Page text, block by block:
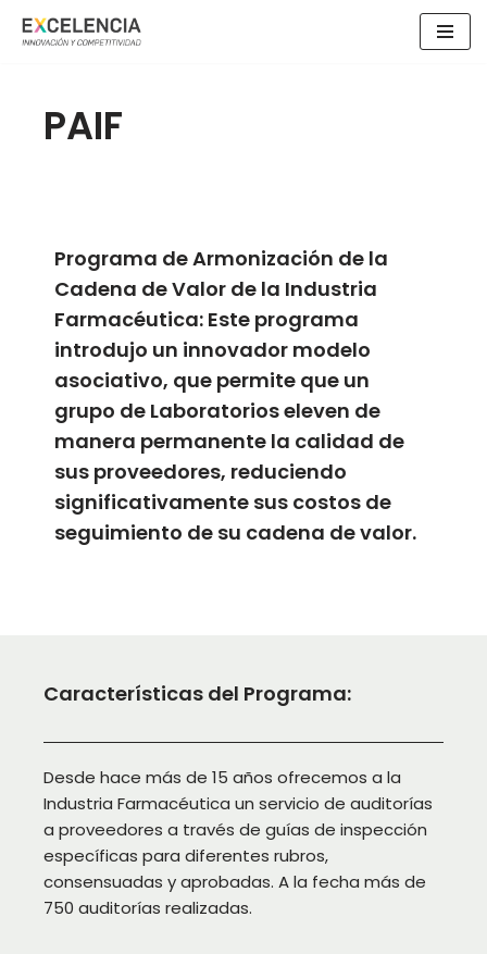
contenido
PAIF
Programa de Armonización de la
Cadena de Valor de la Industria
Farmacéutica: Este programa
introdujo un innovador modelo
asociativo, que permite que un
grupo de Laboratorios eleven de
manera permanente la calidad de
sus proveedores, reduciendo
significativamente sus costos de
seguimiento de su cadena de valor.
Características del Programa:
Desde hace más de 15 años ofrecemos a la
Industria Farmacéutica un servicio de auditorías
a proveedores a través de guías de inspección
específicas para diferentes rubros,
consensuadas y aprobadas. A la fecha más de
750 auditorías realizadas.